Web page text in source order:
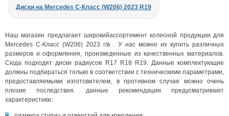
Диски на Mercedes C-Класс (W206) 2023 R19
Наш магазин предлагает широкийассортимент колесной продукции для
Mercedes C-Класс (W206) 2023 г/в . У нас можно их купить различных
размеров и оформления, произведенные из качественных материалов.
Сюда подходят диски радиусов R17 R18 R19. Данные комплектующие
должны подбираться только в соответствии с техническими параметрами,
предоставляемыми изготовителем, в противном случае можно очень
плохие последствия. данные рекомендации предусматривают
характеристики: